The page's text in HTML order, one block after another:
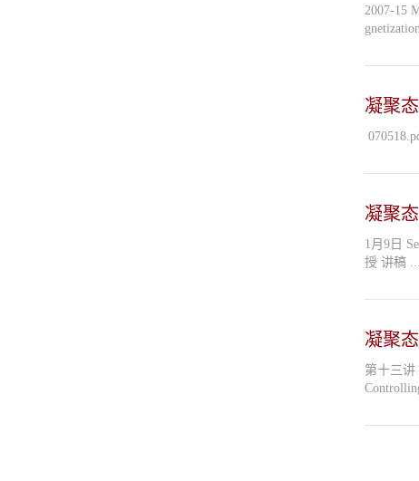
2007-15 Metal-Insulator Phase Transitions at the Nanoscale 吴军桥教授 2007-14 高温超导最新实验进展评述 韩汝珊教授 2007-13 Current-driven ma
凝聚
凝聚
1月9日 Semiconductor Optical Refrigeration: Could a LED Ever Become a Cooler? 张永航教授 12月22日 一维纳米材料物性及相关器件 彭练矛教
授 讲稿 ...
凝聚
第十三讲 Nanowire Building Blocks: Fundamental Transport Phenomena and Application in Nanoelectronics 向杰（Jie Xiang） 第十二讲 The Art of